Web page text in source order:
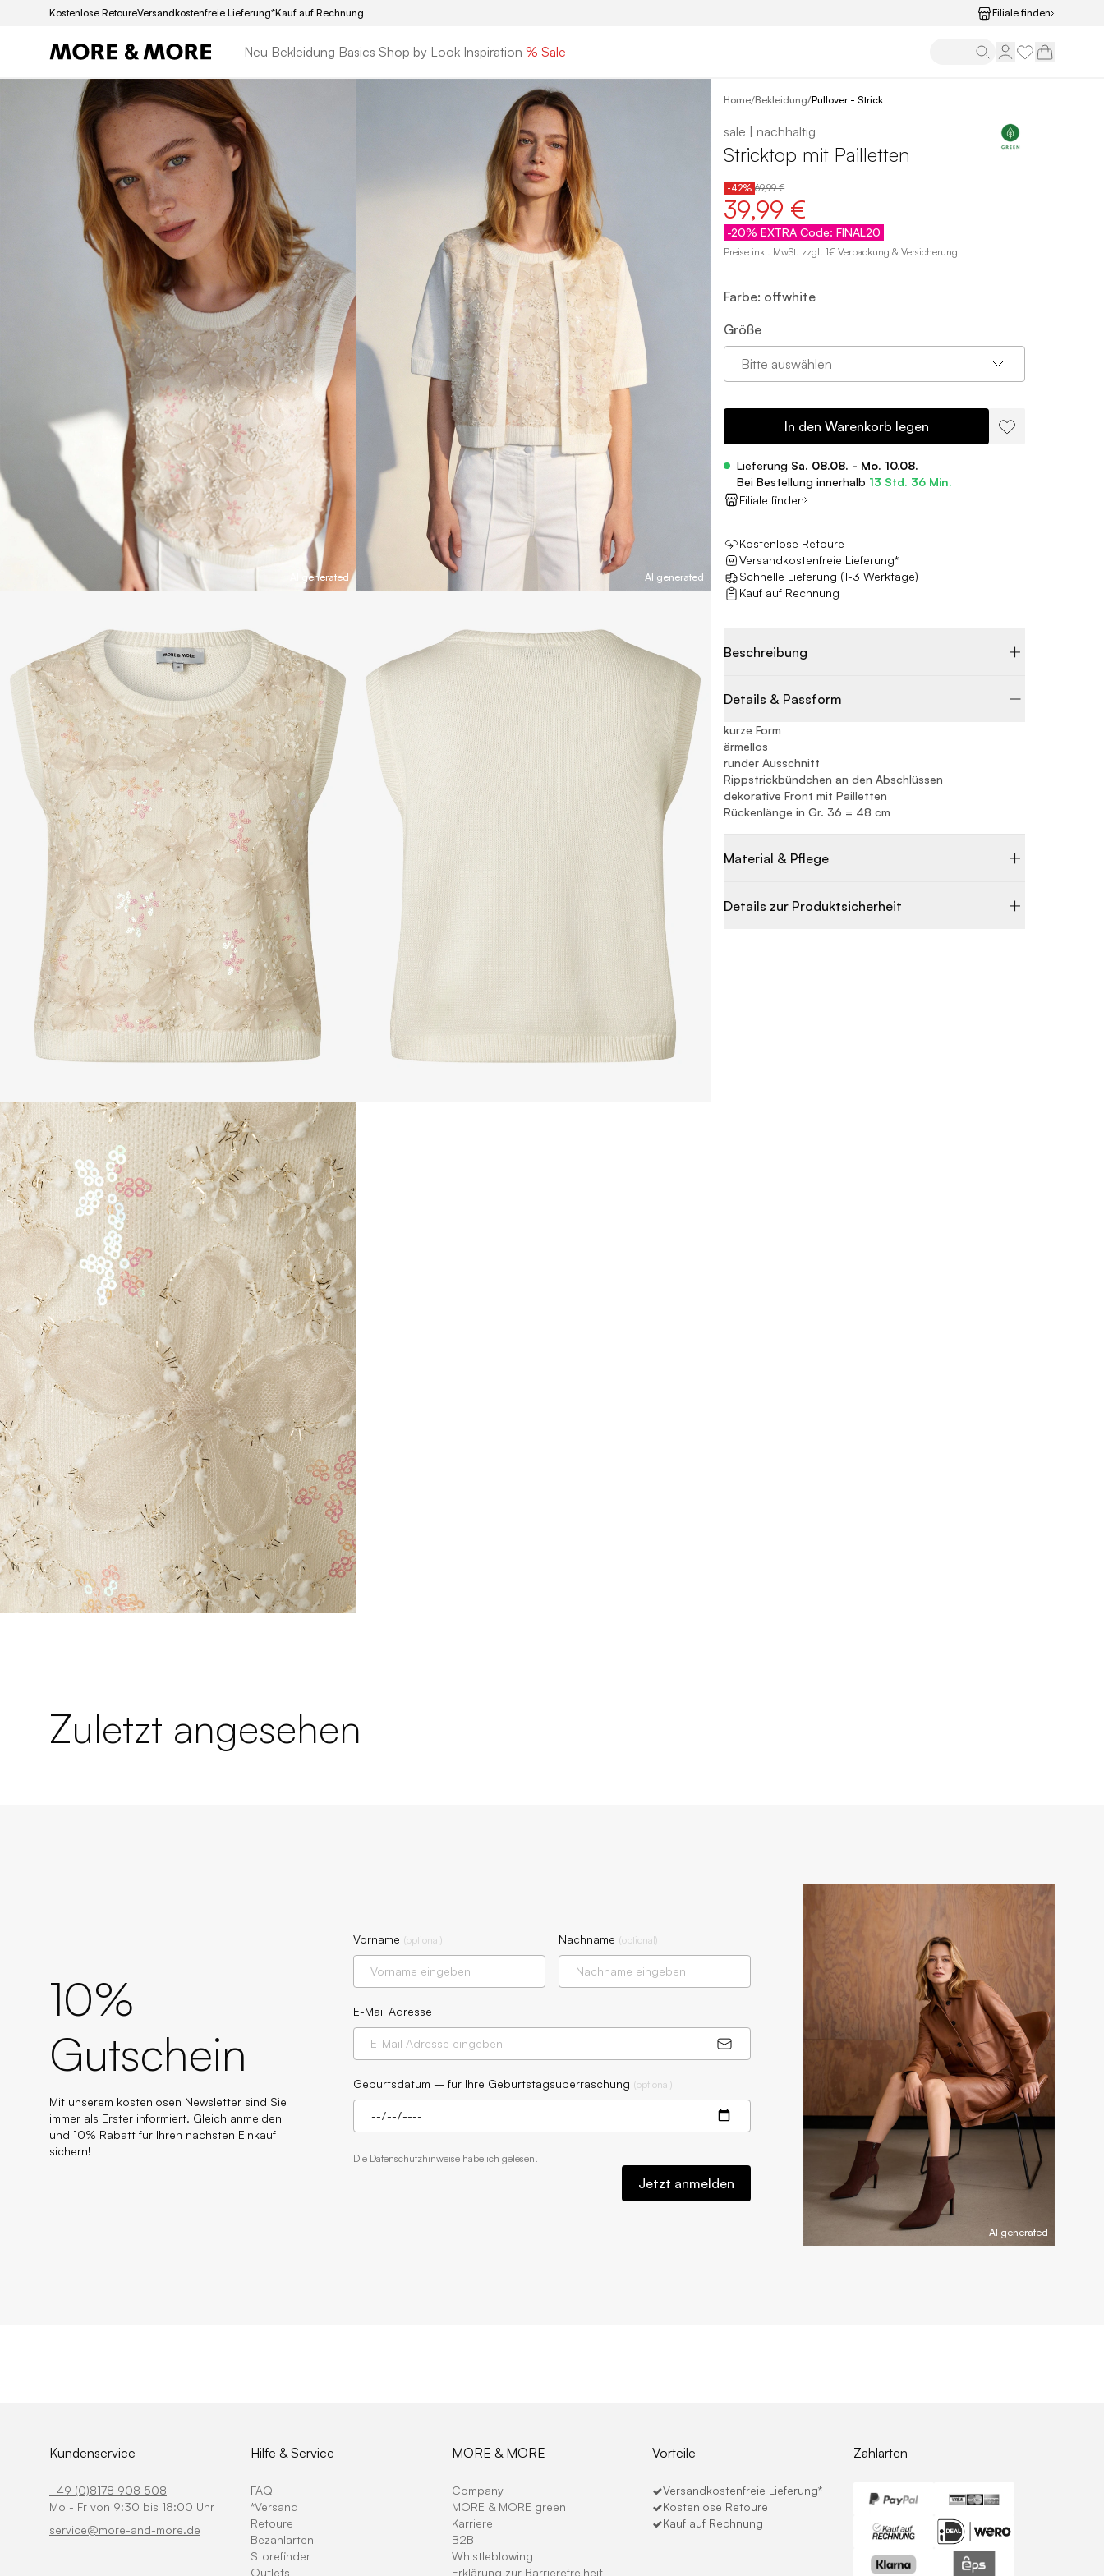
Kostenlose RetoureVersandkostenfreie Lieferung*Kauf auf Rechnung Filiale finden
Neu Bekleidung Basics Shop by Look Inspiration % Sale
AI generated AI generated
Home/Bekleidung/Pullover - Strick
sale | nachhaltig
Stricktop mit Pailletten
-42% 69,99 €
39,99 €
-20% EXTRA Code: FINAL20
Preise inkl. MwSt. zzgl. 1€ Verpackung & Versicherung
Farbe: offwhite
Größe
Bitte auswählen
In den Warenkorb legen
Lieferung Sa. 08.08. - Mo. 10.08.
Bei Bestellung innerhalb 13 Std. 36 Min.
Filiale finden
Kostenlose Retoure
Versandkostenfreie Lieferung*
Schnelle Lieferung (1-3 Werktage)
Kauf auf Rechnung
Beschreibung
Details & Passform
kurze Form
ärmellos
runder Ausschnitt
Rippstrickbündchen an den Abschlüssen
dekorative Front mit Pailletten
Rückenlänge in Gr. 36 = 48 cm
Material & Pflege
Details zur Produktsicherheit
Zuletzt angesehen
10%
Gutschein
Mit unserem kostenlosen Newsletter sind Sie
immer als Erster informiert. Gleich anmelden
und 10% Rabatt für Ihren nächsten Einkauf
sichern!
Vorname (optional) Nachname (optional)
E-Mail Adresse
Geburtsdatum – für Ihre Geburtstagsüberraschung (optional)
Die Datenschutzhinweise habe ich gelesen.
Jetzt anmelden
AI generated
Kundenservice
+49 (0)8178 908 508
Mo - Fr von 9:30 bis 18:00 Uhr
service@more-and-more.de
Hilfe & Service
FAQ
*Versand
Retoure
Bezahlarten
Storefinder
Outlets
MORE & MORE
Company
MORE & MORE green
Karriere
B2B
Whistleblowing
Erklärung zur Barrierefreiheit
Vorteile
Versandkostenfreie Lieferung*
Kostenlose Retoure
Kauf auf Rechnung
Zahlarten